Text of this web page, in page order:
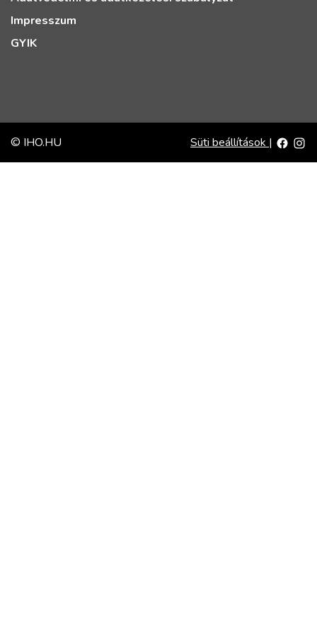
Impresszum
GYIK
© IHO.HU Süti beállítások |